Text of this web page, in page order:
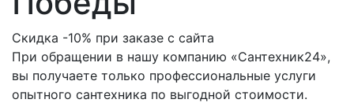
Скидка -10% при заказе с сайта
При обращении в нашу компанию «Сантехник24»,
вы получаете только профессиональные услуги
опытного сантехника по выгодной стоимости.